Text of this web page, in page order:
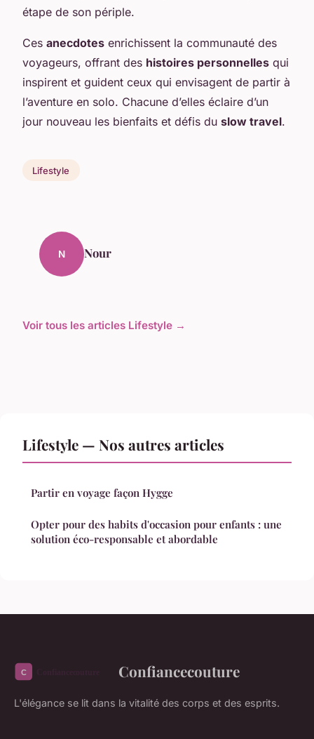
étape de son périple.
Ces anecdotes enrichissent la communauté des
voyageurs, offrant des histoires personnelles qui
inspirent et guident ceux qui envisagent de partir à
l’aventure en solo. Chacune d’elles éclaire d’un
jour nouveau les bienfaits et défis du slow travel.
Lifestyle
N Nour
Voir tous les articles Lifestyle →
Lifestyle — Nos autres articles
Partir en voyage façon Hygge
Opter pour des habits d'occasion pour enfants : une
solution éco-responsable et abordable
Confiancecouture
L'élégance se lit dans la vitalité des corps et des esprits.